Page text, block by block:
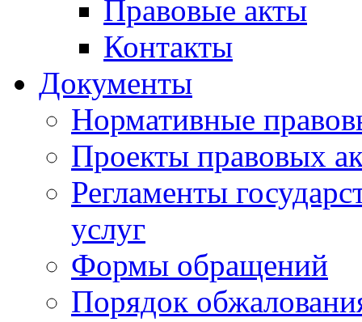
Правовые акты
Контакты
Документы
Нормативные
Проекты правовых
Регламенты
услуг
Формы обращений
Порядок